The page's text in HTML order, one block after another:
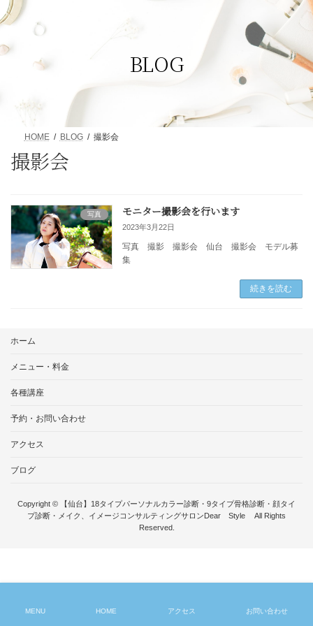
コ
ン
ン
ツ
ナ
ビ
ー
シ
BLOG
HOME BLOG 撮影会
撮影会
写真 モニター撮影会を行います
2023年3月22日
写真 撮影 撮影会 仙台 撮影会 モデル募
集
続きを読む
ホーム
メニュー・料金
各種講座
予約・お問い合わせ
アクセス
ブログ
Copyright © 【仙台】18タイプパーソナルカラー診断・9タイプ骨格診断・顔タイ
プ診断・メイク、イメージコンサルティングサロンDear Style All Rights
Reserved.
MENU HOME アクセス お問い合わせ